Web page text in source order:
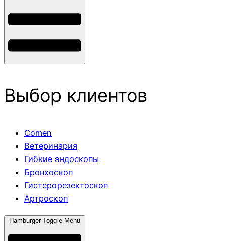
Выбор клиентов
Comen
Ветеринария
Гибкие эндоскопы
Бронхоскоп
Гистерорезектоскоп
Артроскоп
Hamburger Toggle Menu